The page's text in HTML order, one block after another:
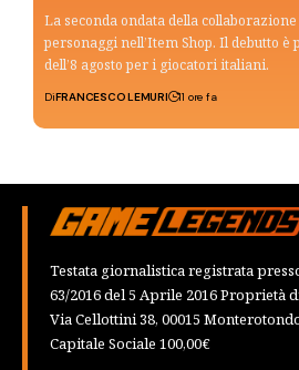
La seconda ondata della
personaggi nell’Item Shop. Il debutto è
dell’8 agosto per i giocatori italiani.
DiFRANCESCO LEMURI 11 ore fa
Testata giornalistica registrata
63/2016 del 5 Aprile 2016 Proprietà
Via Cellottini 38, 00015
Capitale Sociale 100,00€